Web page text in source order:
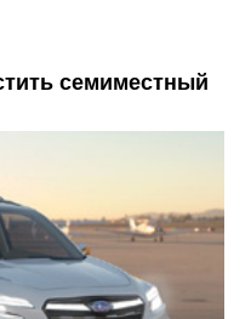
семиместный